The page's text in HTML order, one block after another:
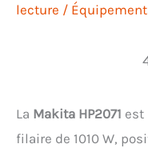
lecture /
La Makita HP2071 est
filaire de 1010 W,